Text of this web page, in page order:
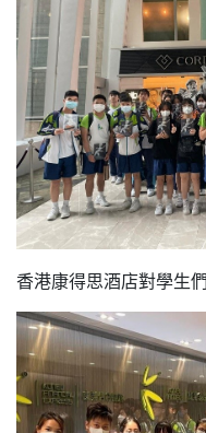
香港康得思酒店對學生